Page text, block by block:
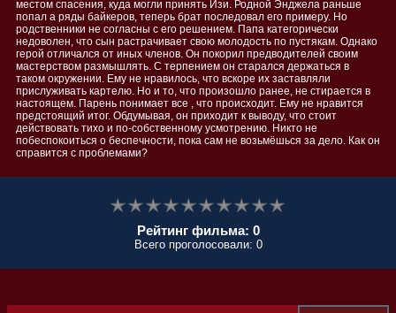
местом спасения, куда могли принять Изи. Родной Энджела раньше
попал а ряды байкеров, теперь брат последовал его примеру. Но
родственники не согласны с его решением. Папа категорически
недоволен, что сын растрачивает свою молодость по пустякам. Однако
герой отличался от иных членов. Он покорил предводителей своим
мастерством размышлять. С терпением он старался держаться в
таком окружении. Ему не нравилось, что вскоре их заставляли
прислуживать картелю. Но и то, что произошло ранее, не стирается в
настоящем. Парень понимает все , что происходит. Ему не нравится
предстоящий итог. Обдумывая, он приходит к выводу, что стоит
действовать тихо и по-собственному усмотрению. Никто не
побеспокоиться о беспечности, пока сам не возьмёшься за дело. Как он
справится с проблемами?
Рейтинг фильма: 0
Всего проголосовали: 0